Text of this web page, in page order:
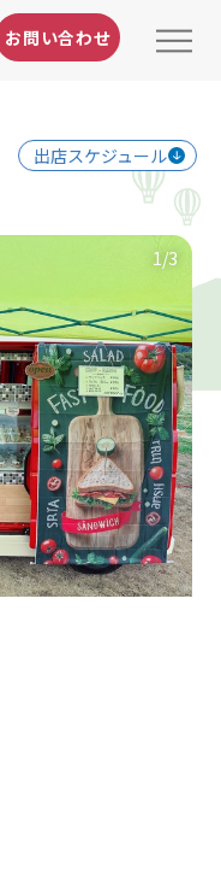
お問い合わせ
出店スケジュール
1 /3